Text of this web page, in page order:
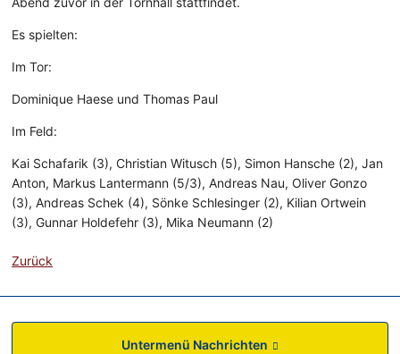
Es spielten:
Im Tor:
Dominique Haese und Thomas Paul
Im Feld:
Kai Schafarik (3), Christian Witusch (5), Simon Hansche (2), Jan
Anton, Markus Lantermann (5/3), Andreas Nau, Oliver Gonzo
(3), Andreas Schek (4), Sönke Schlesinger (2), Kilian Ortwein
(3), Gunnar Holdefehr (3), Mika Neumann (2)
Zurück
Untermenü Nachrichten